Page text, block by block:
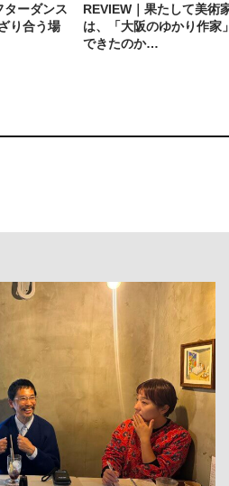
ターダンス
り合う場
REVIEW｜果たして美術
は、「大阪のゆかり作家
できたのか…